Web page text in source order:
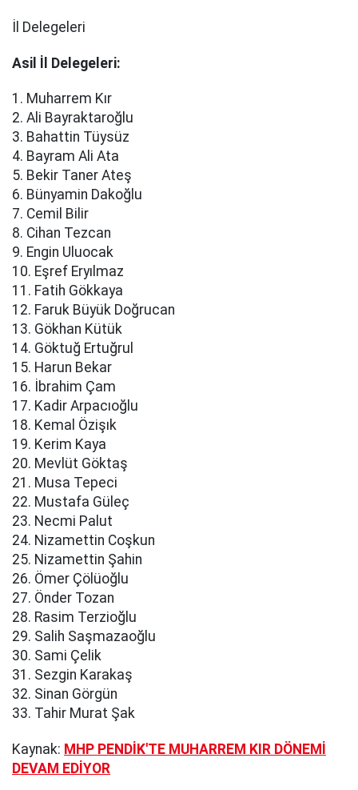
İl Delegeleri
Asil İl Delegeleri:
1. Muharrem Kır
2. Ali Bayraktaroğlu
3. Bahattin Tüysüz
4. Bayram Ali Ata
5. Bekir Taner Ateş
6. Bünyamin Dakoğlu
7. Cemil Bilir
8. Cihan Tezcan
9. Engin Uluocak
10. Eşref Eryılmaz
11. Fatih Gökkaya
12. Faruk Büyük Doğrucan
13. Gökhan Kütük
14. Göktuğ Ertuğrul
15. Harun Bekar
16. İbrahim Çam
17. Kadir Arpacıoğlu
18. Kemal Özişık
19. Kerim Kaya
20. Mevlüt Göktaş
21. Musa Tepeci
22. Mustafa Güleç
23. Necmi Palut
24. Nizamettin Coşkun
25. Nizamettin Şahin
26. Ömer Çölüoğlu
27. Önder Tozan
28. Rasim Terzioğlu
29. Salih Saşmazaoğlu
30. Sami Çelik
31. Sezgin Karakaş
32. Sinan Görgün
33. Tahir Murat Şak
Kaynak: MHP PENDİK'TE MUHARREM KIR DÖNEMİ
DEVAM EDİYOR